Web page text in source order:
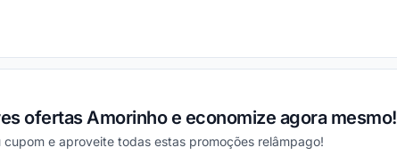
ofertas Amorinho e economize agora mesmo!
cupom e aproveite todas estas promoções relâmpago!